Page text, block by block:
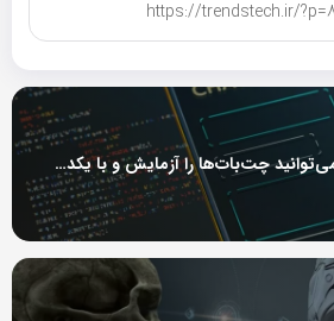
با این پلتفرم می‌توانید چت‌بات‌ها را آزمایش و با یکدیگر مقایسه کنید